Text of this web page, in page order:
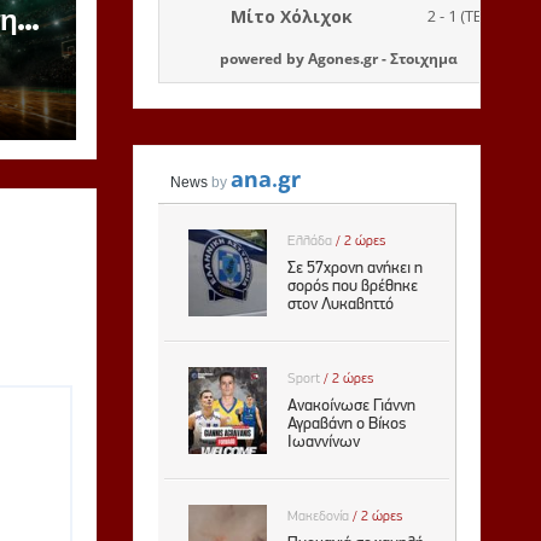
powered byAgones.gr-Στοιχημα